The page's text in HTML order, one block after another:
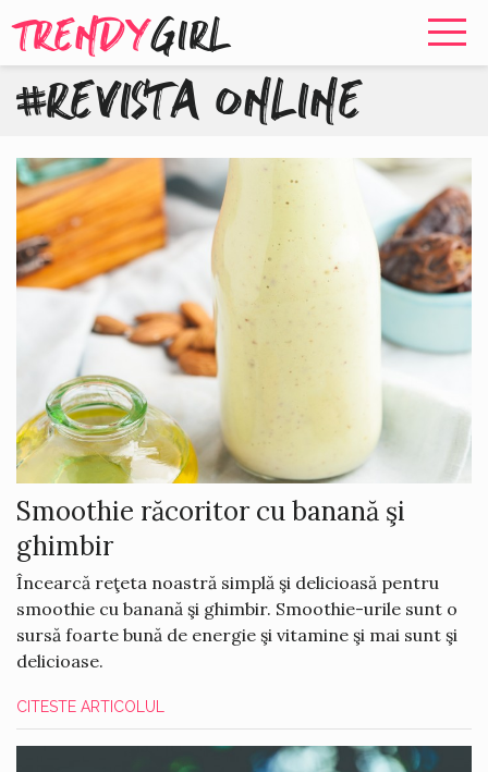
TRENDYGIRL
#REVISTA ONLINE
Smoothie răcoritor cu banană şi
ghimbir
Încearcă reţeta noastră simplă şi delicioasă pentru
smoothie cu banană şi ghimbir. Smoothie-urile sunt o
sursă foarte bună de energie şi vitamine şi mai sunt şi
delicioase.
CITESTE ARTICOLUL